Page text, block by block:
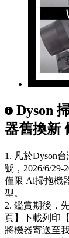
Dyson
器舊換新
1. 凡於Dyson
號，2026/6/29-
僅限 Ai掃拖機
型。
2. 鑑賞期後，
頁】下載列印
將機器寄送至